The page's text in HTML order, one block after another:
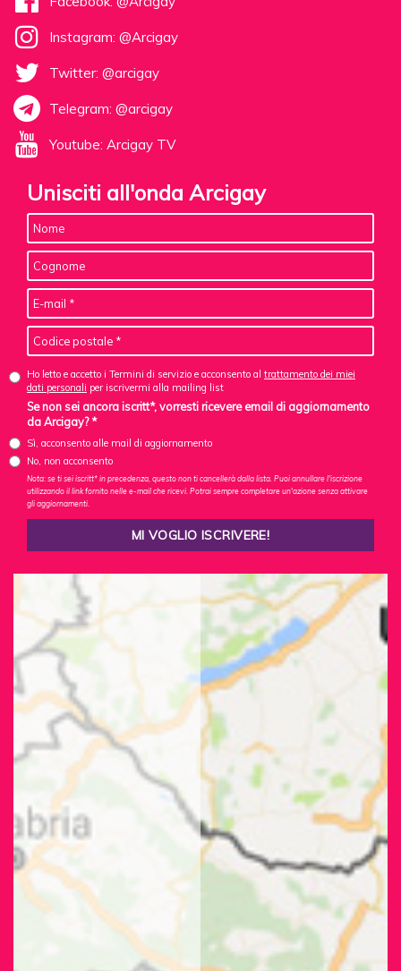
Instagram: @Arcigay
Twitter: @arcigay
Telegram: @arcigay
Youtube: Arcigay TV
Unisciti all'onda Arcigay
Ho letto e accetto i Termini di servizio e acconsento al trattamento dei miei
dati personali per iscrivermi alla mailing list
Se non sei ancora iscritt*, vorresti ricevere email di aggiornamento
da Arcigay? *
Sì, acconsento alle mail di aggiornamento
No, non acconsento
Nota: se ti sei iscritt* in precedenza, questo non ti cancellerà dalla lista. Puoi annullare l'iscrizione
utilizzando il link fornito nelle e-mail che ricevi. Potrai sempre completare un'azione senza attivare
gli aggiornamenti.